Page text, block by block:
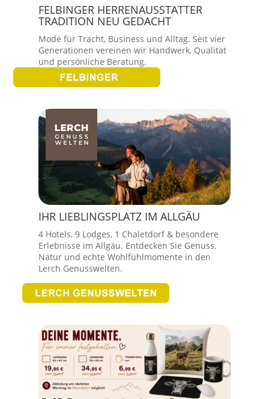
FELBINGER HERRENAUSSTATTER
TRADITION NEU GEDACHT
Mode für Tracht, Business und Alltag. Seit vier
Generationen vereinen wir Handwerk, Qualität
und persönliche Beratung.
IHR LIEBLINGSPLATZ IM ALLGÄU
4 Hotels, 9 Lodges, 1 Chaletdorf & besondere
Erlebnisse im Allgäu. Entdecken Sie Genuss,
Natur und echte Wohlfühlmomente in den
Lerch Genusswelten.